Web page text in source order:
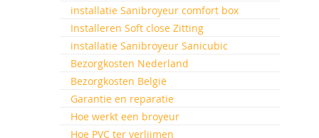
installatie Sanibroyeur comfort box
Installeren Soft close Zitting
installatie Sanibroyeur Sanicubic
Bezorgkosten Nederland
Bezorgkosten België
Garantie en reparatie
Hoe werkt een broyeur
Hoe PVC ter verlijmen